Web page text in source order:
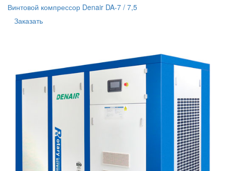
Винтовой компрессор Denair DA-7 / 7,5
Заказать